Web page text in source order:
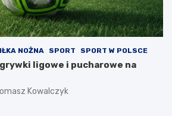
NOŻNA SPORT SPORT W POLSCE
ligowe i pucharowe na
Kowalczyk